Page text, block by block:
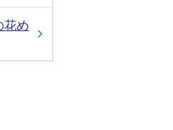
花め